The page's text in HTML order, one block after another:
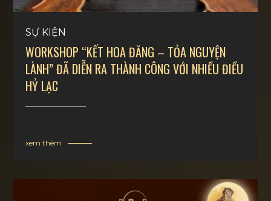
SỰ KIỆN
WORKSHOP “KẾT HOA ĐĂNG – TỎA NGUYỆN
LÀNH” ĐÃ DIỄN RA THÀNH CÔNG VỚI NHIỀU ĐIỀU
HỶ LẠC
xem thêm